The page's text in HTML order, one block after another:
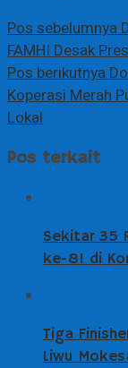
Pos sebelumnya
FAMHI Desak
Pos berikutnya
Koperasi Merah
Lokal
Pos terkait
Sekitar 35
ke-81 di
Tiga
Liwu